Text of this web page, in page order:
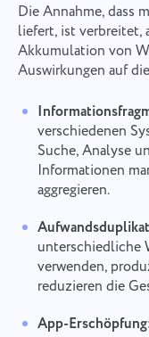
Die Annahme, dass
liefert, ist verbreitet,
Akkumulation von
Auswirkungen auf
verschiedenen
Suche, Analyse
Informationen
aggregieren.
unterschiedliche
verwenden,
reduzieren die
App-